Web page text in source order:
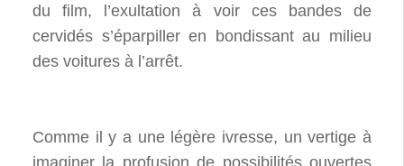
du film, l’exultation à voir ces bandes de
cervidés s’éparpiller en bondissant au milieu
des voitures à l’arrêt.
Comme il y a une légère ivresse, un vertige à
imaginer la profusion de possibilités ouvertes